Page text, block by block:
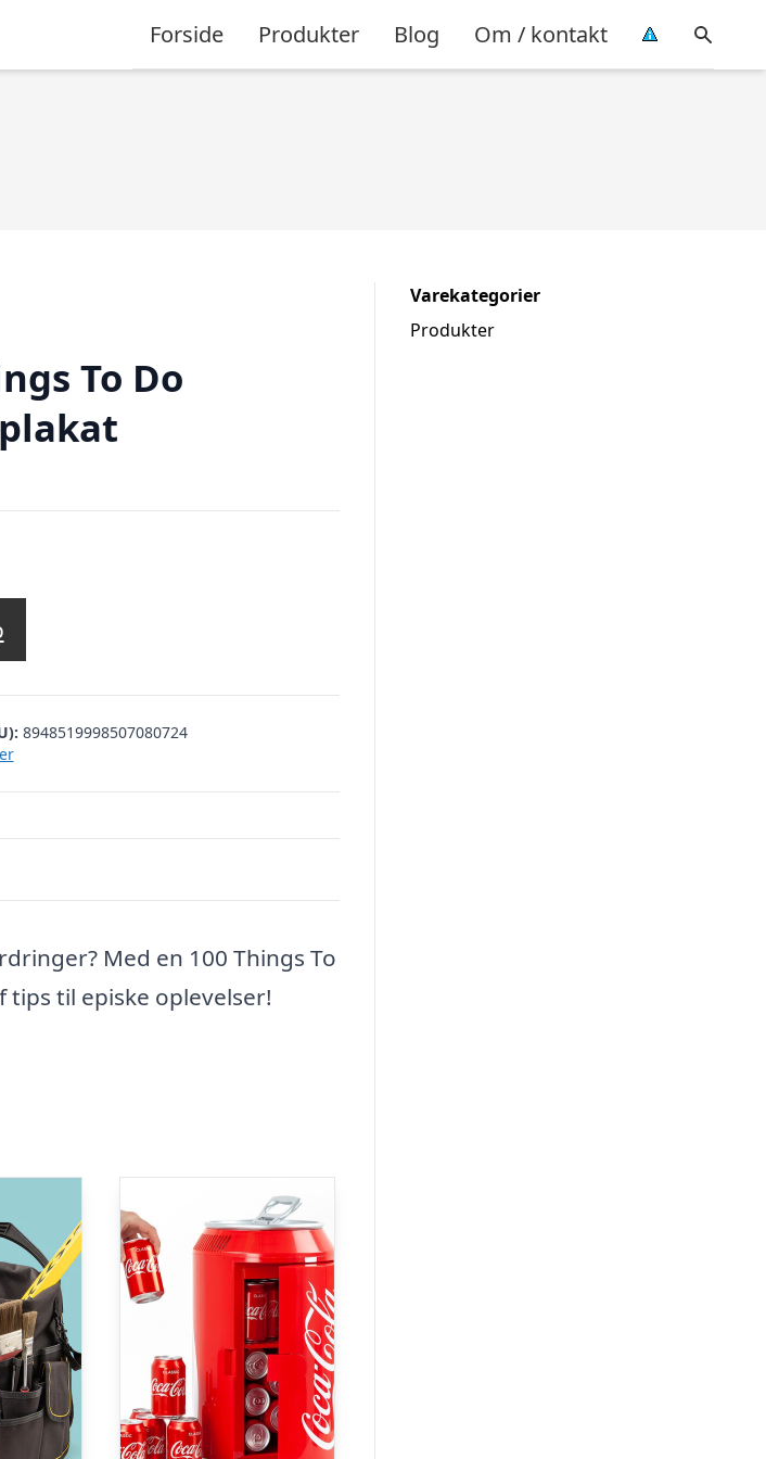
Forside Produkter Blog Om / kontakt
To Do
8948519998507080724
Med en 100 Things To
til episke oplevelser!
Varekategorier
Produkter